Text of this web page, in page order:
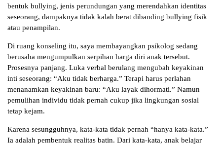
bentuk bullying, jenis perundungan yang merendahkan identitas
seseorang, dampaknya tidak kalah berat dibanding bullying fisik
atau penampilan.
Di ruang konseling itu, saya membayangkan psikolog sedang
berusaha mengumpulkan serpihan harga diri anak tersebut.
Prosesnya panjang. Luka verbal berulang mengubah keyakinan
inti seseorang: “Aku tidak berharga.” Terapi harus perlahan
menanamkan keyakinan baru: “Aku layak dihormati.” Namun
pemulihan individu tidak pernah cukup jika lingkungan sosial
tetap kejam.
Karena sesungguhnya, kata-kata tidak pernah “hanya kata-kata.”
Ia adalah pembentuk realitas batin. Dari kata-kata, anak belajar